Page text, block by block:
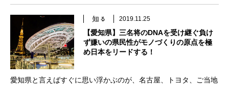
2019.11.25
【愛知県】三名将のDNAを受け継ぐ負け
ず嫌いの県民性がモノづくりの原点を極
め日本をリードする！
愛知県と言えばすぐに思い浮かぶのが、名古屋、トヨタ、ご当地